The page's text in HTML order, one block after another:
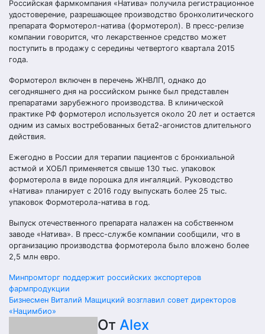
Российская фармкомпания «Натива» получила регистрационное
удостоверение, разрешающее производство бронхолитического
препарата Формотерол-натива (формотерол). В пресс-релизе
компании говорится, что лекарственное средство может
поступить в продажу с середины четвертого квартала 2015
года.
Формотерол включен в перечень ЖНВЛП, однако до
сегодняшнего дня на российском рынке был представлен
препаратами зарубежного производства. В клинической
практике РФ формотерол используется около 20 лет и остается
одним из самых востребованных бета2-агонистов длительного
действия.
Ежегодно в России для терапии пациентов с бронхиальной
астмой и ХОБЛ применяется свыше 130 тыс. упаковок
формотерола в виде порошка для ингаляций. Руководство
«Натива» планирует с 2016 году выпускать более 25 тыс.
упаковок Формотерола-натива в год.
Выпуск отечественного препарата налажен на собственном
заводе «Натива». В пресс-службе компании сообщили, что в
организацию производства формотерола было вложено более
2,5 млн евро.
Навигация
по
Минпромторг поддержит российских экспортеров
фармпродукции
Бизнесмен Виталий Мащицкий возглавил совет директоров
«Нацимбио»
От Alex